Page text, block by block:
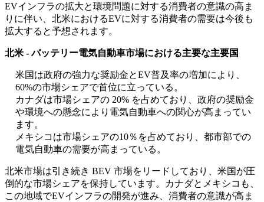
EVインフラの拡大と環境問題に対する消費者の意識の高ま
りに伴い、北米におけるEVに対する消費者の需要は今後も
拡大すると予想されます。
北米 - バッテリー電気自動車市場における主要な主要国
米国は政府の強力な奨励金とEV普及率の増加により、
60%の市場シェアで首位に立っている。
カナダは市場シェアの 20% を占めており、政府の奨励金
や環境への懸念により電気自動車への関心が高まってい
ます。
メキシコは市場シェアの10％を占めており、都市部での
電気自動車の需要が高まっている。
北米市場は引き続き BEV 市場をリードしており、米国が圧
倒的な市場シェアを保持しています。カナダとメキシコも、
この地域でEVインフラの開発が進み、消費者の意識が高ま